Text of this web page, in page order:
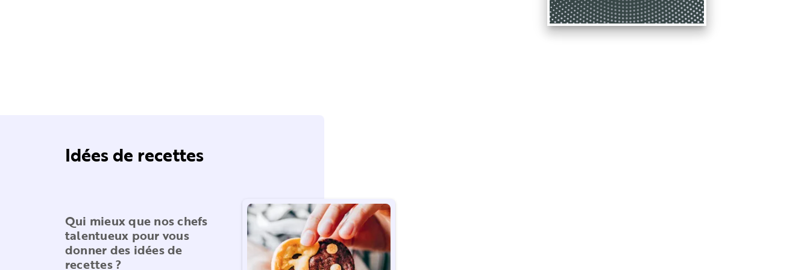
Idées de recettes
Qui mieux que nos chefs
talentueux pour vous
donner des idées de
recettes ?